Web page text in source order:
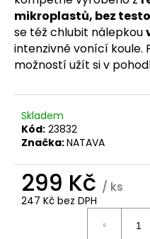
mikroplastů, bez
se též chlubit nálepkou
intenzivně vonící koule.
možností užít si v
Skladem
Kód: 23832
Značka:NATAVA
299 Kč / ks
247 Kč bez DPH
D
o
p
o
r
u
e
m